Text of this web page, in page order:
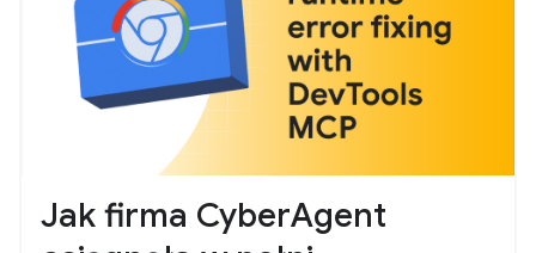
Jak firma CyberAgent